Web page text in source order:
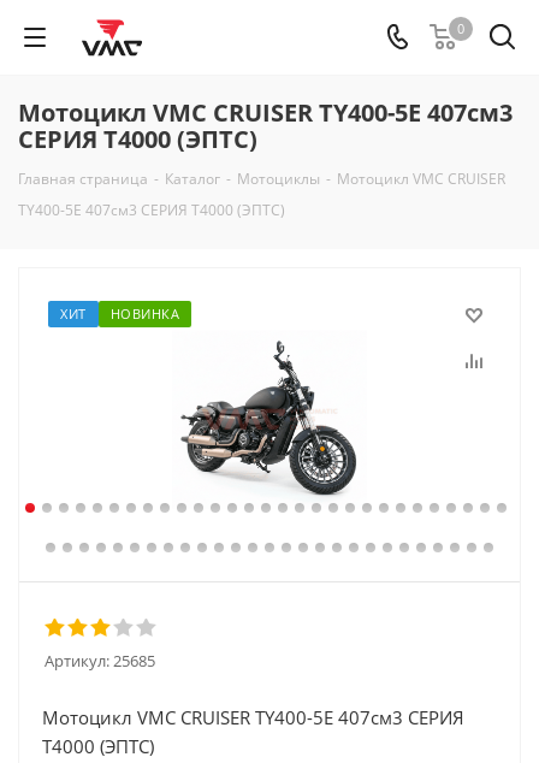
0
Мотоцикл VMC CRUISER TY400-5E 407см3
СЕРИЯ T4000 (ЭПТС)
Главная страница - Каталог - Мотоциклы - Мотоцикл VMC CRUISER
TY400-5E 407см3 СЕРИЯ T4000 (ЭПТС)
ХИТ НОВИНКА
Артикул:25685
Мотоцикл VMC CRUISER TY400-5E 407см3 СЕРИЯ
T4000 (ЭПТС)